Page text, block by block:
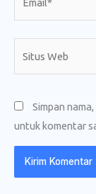
Simpan
untuk komentar